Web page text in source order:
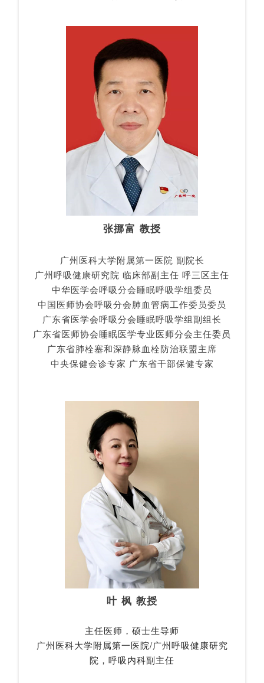
张挪富 教授
广州医科大学附属第一医院 副院长
广州呼吸健康研究院 临床部副主任 呼三区主任
中华医学会呼吸分会睡眠呼吸学组委员
中国医师协会呼吸分会肺血管病工作委员委员
广东省医学会呼吸分会睡眠呼吸学组副组长
广东省医师协会睡眠医学专业医师分会主任委员
广东省肺栓塞和深静脉血栓防治联盟主席
中央保健会诊专家 广东省干部保健专家
叶 枫 教授
主任医师，硕士生导师
广州医科大学附属第一医院/广州呼吸健康研究
院，呼吸内科副主任